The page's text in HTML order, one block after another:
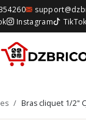
Instagram TikTok
/ Bras cliquet 1/2"